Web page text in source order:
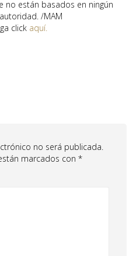
no están basados en ningún
/MAM
click aquí.
no será publicada.
marcados con *